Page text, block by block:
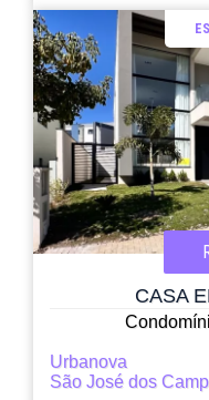
CASA
Urbanova
São José dos